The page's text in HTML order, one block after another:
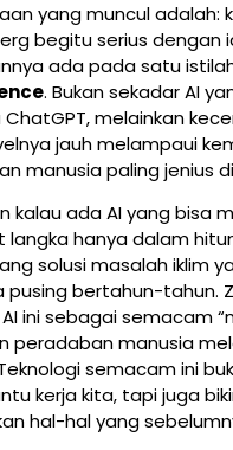
yang muncul adalah:
begitu serius dengan
ada pada satu
. Bukan sekadar AI
ChatGPT, melainkan
jauh melampaui
manusia paling jenius
kalau ada AI yang bisa
langka hanya dalam
solusi masalah iklim
pusing bertahun-tahun.
ini sebagai semacam
peradaban manusia
semacam ini
kerja kita, tapi juga
hal-hal yang